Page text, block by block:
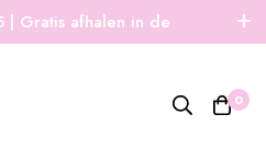
| Gratis afhalen in de
0